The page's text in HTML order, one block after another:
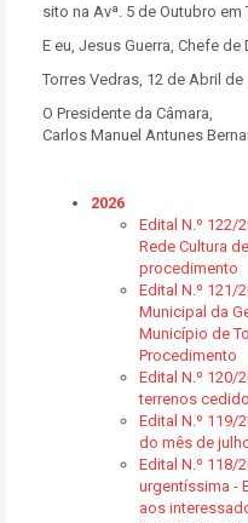
sito na Avª. 5 de Outubro em
E eu, Jesus Guerra, Chefe
Torres Vedras, 12 de Abril
O Presidente da Câmara,
Carlos Manuel Antunes
2026
Edital N.º 122/
Rede Cultura
procedimento
Edital N.º 121/
Municipal da
Município de
Procedimento
Edital N.º 120/
terrenos
Edital N.º 119/
do mês de
Edital N.º 118/
urgentíssima -
aos